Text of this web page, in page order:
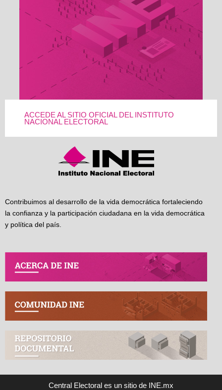
ACCEDE AL SITIO OFICIAL DEL INSTITUTO
NACIONAL ELECTORAL
Contribuimos al desarrollo de la vida democrática fortaleciendo
la confianza y la participación ciudadana en la vida democrática
y política del país.
Central Electoral es un sitio de INE.mx